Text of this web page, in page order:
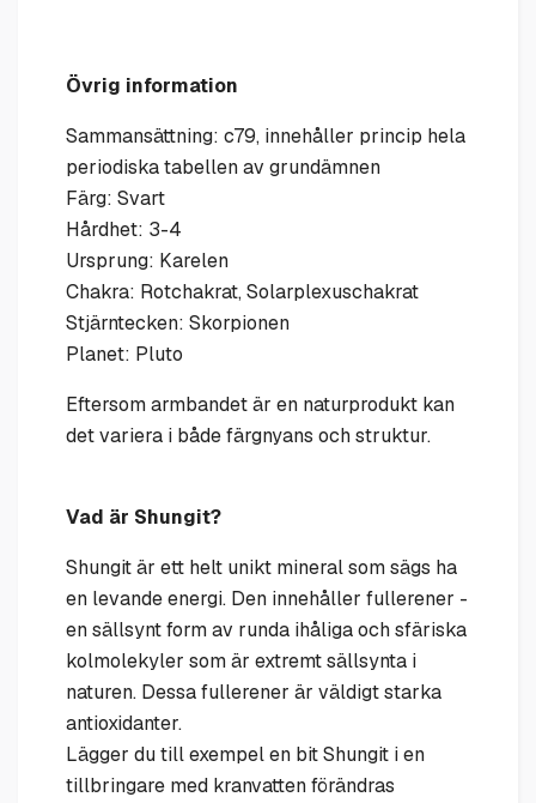
Övrig information
Sammansättning: c79, innehåller princip hela
periodiska tabellen av grundämnen
Färg: Svart
Hårdhet: 3-4
Ursprung: Karelen
Chakra: Rotchakrat, Solarplexuschakrat
Stjärntecken: Skorpionen
Planet: Pluto
Eftersom armbandet är en naturprodukt kan
det variera i både färgnyans och struktur.
Vad är Shungit?
Shungit är ett helt unikt mineral som sägs ha
en levande energi. Den innehåller fullerener -
en sällsynt form av runda ihåliga och sfäriska
kolmolekyler som är extremt sällsynta i
naturen. Dessa fullerener är väldigt starka
antioxidanter.
Lägger du till exempel en bit Shungit i en
tillbringare med kranvatten förändras